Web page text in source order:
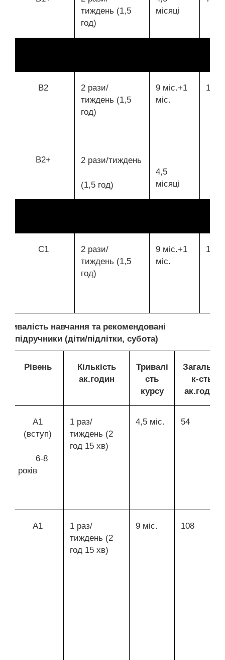
тиждень (1,5
год)
місяці
В2
В2+
2 рази/
тиждень (1,5
год)
2 рази/тиждень
(1,5 год)
9 міс.+1
міс.
4,5
місяці
144/
С1
2 рази/
тиждень (1,5
год)
9 міс.+1
міс.
144/
Тривалість навчання та рекомендовані
підручники (діти/підлітки, субота)
Рівень
Кількість
ак.годин
Тривалі
сть
курсу
Загальна
к-сть
ак.годин
А1
(вступ)
6-8
років
1 раз/
тиждень (2
год 15 хв)
4,5 міс. 54
А1
1 раз/
тиждень (2
год 15 хв)
9 міс. 108